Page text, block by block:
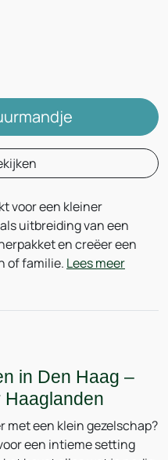
voor een kleiner
uitbreiding van een
en creëer een
of familie. Lees meer
in Den Haag –
met een klein gezelschap?
een intieme setting